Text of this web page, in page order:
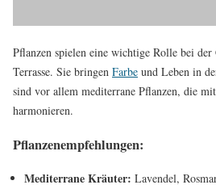
Pflanzen spielen eine wichtige Rolle bei
Terrasse. Sie bringen Farbe und Leben in
sind vor allem mediterrane Pflanzen, die
harmonieren.
Pflanzenempfehlungen:
Mediterrane Kräuter: Lavendel,